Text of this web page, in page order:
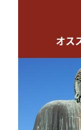
オス